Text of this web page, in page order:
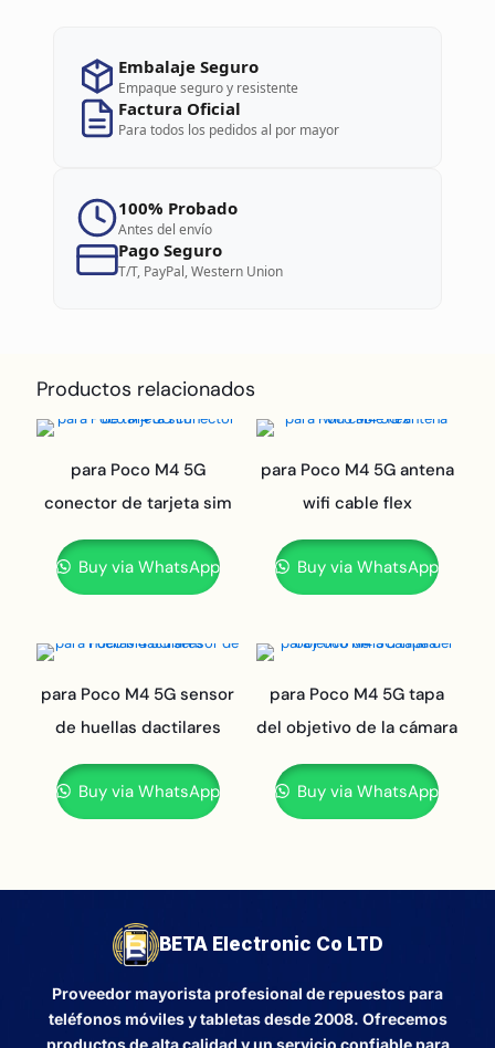
Embalaje Seguro
Empaque seguro y resistente
Factura Oficial
Para todos los pedidos al por mayor
100% Probado
Antes del envío
Pago Seguro
T/T, PayPal, Western Union
Productos relacionados
para Poco M4 5G
conector de tarjeta sim
Buy via WhatsApp
para Poco M4 5G antena
wifi cable flex
Buy via WhatsApp
para Poco M4 5G sensor
de huellas dactilares
Buy via WhatsApp
para Poco M4 5G tapa
del objetivo de la cámara
Buy via WhatsApp
BETA Electronic Co LTD
Proveedor mayorista profesional de repuestos para
teléfonos móviles y tabletas desde 2008. Ofrecemos